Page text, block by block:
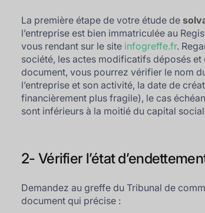
La première étape de votre étude de
l’entreprise est bien immatriculée au
vous rendant sur le site infogreffe.fr.
société, les actes modificatifs déposés
document, vous pourrez vérifier le nom
l’entreprise et son activité, la date de
financièrement plus fragile), le cas
sont inférieurs à la moitié du capital
2- Vérifier l’état
Demandez au greffe du Tribunal de
document qui précise :